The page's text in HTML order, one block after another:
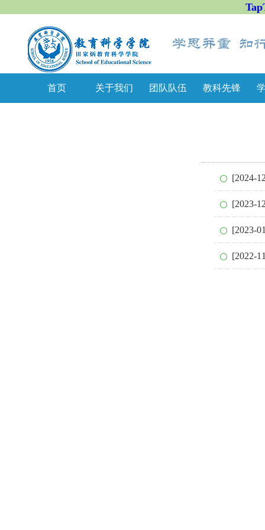
首页 关于我们 团队队伍 教科先锋
[2024-
[2023-
[2023-
[2022-